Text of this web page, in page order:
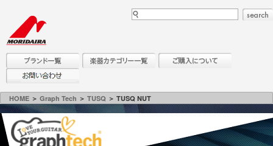
HOME ＞ Graph Tech ＞ TUSQ ＞ TUSQ NUT